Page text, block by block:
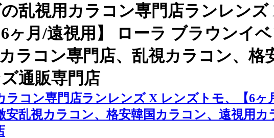
乱視用カラコン専門店ランレン
月/遠視用】 ローラ ブラウンイベ
ラコン専門店、乱視カラコン、格
通販専門店
コン専門店ランレンズ X レンズトモ、【6
乱視カラコン、格安韓国カラコン、遠視用